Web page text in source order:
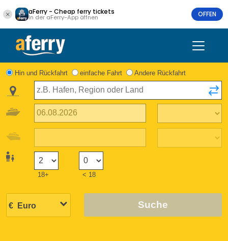
aFerry - Cheap ferry tickets
In der aFerry-App öffnen OFFEN
Hin und Rückfahrt einfache Fahrt Andere Rückfahrt
18+ < 18
Suche